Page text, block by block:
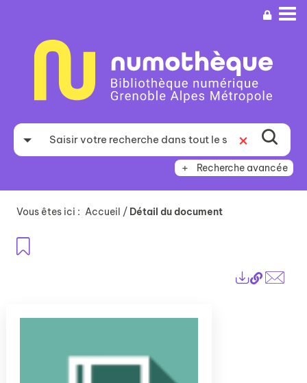
recherche
Recherche avancée
Vous êtes ici : Accueil / Détail du document
Lien